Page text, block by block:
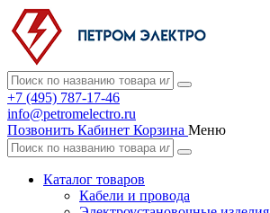
+7 (495) 787-17-46
info@petromelectro.ru
Позвонить Кабинет Корзина Меню
Каталог товаров
Кабели и провода